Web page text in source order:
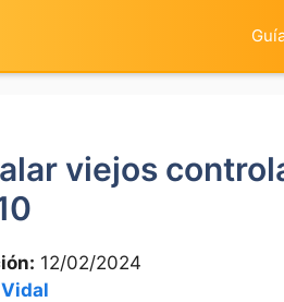
viejos
12/02/2024